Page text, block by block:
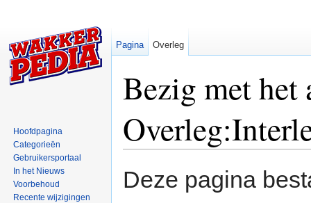
Bezig met het
Deze pagina
Pagina Overleg
Hoofdpagina
Categorieën
Gebruikersportaal
In het Nieuws
Voorbehoud
Recente wijzigingen